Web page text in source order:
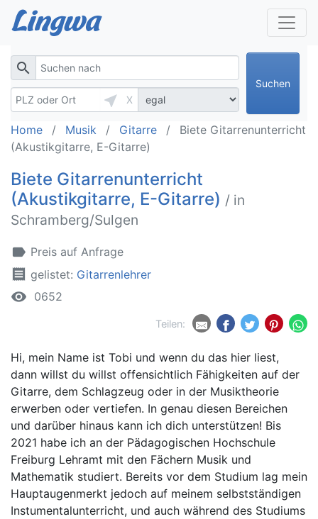
search
near_me
X
Suchen
Home Musik Gitarre
Biete Gitarrenunterricht
(Akustikgitarre, E-Gitarre)
Biete Gitarrenunterricht
(Akustikgitarre, E-Gitarre) / in
Schramberg/Sulgen
label Preis auf Anfrage
receipt gelistet: Gitarrenlehrer
remove_red_eye 0652
Teilen:
Hi, mein Name ist Tobi und wenn du das hier liest,
dann willst du willst offensichtlich Fähigkeiten auf der
Gitarre, dem Schlagzeug oder in der Musiktheorie
erwerben oder vertiefen. In genau diesen Bereichen
und darüber hinaus kann ich dich unterstützen! Bis
2021 habe ich an der Pädagogischen Hochschule
Freiburg Lehramt mit den Fächern Musik und
Mathematik studiert. Bereits vor dem Studium lag mein
Hauptaugenmerkt jedoch auf meinem selbstständigen
Instumentalunterricht, und auch während des Studiums